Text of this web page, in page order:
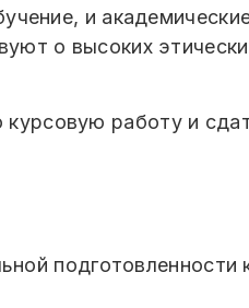
и
о высоких
работу и
подготовленности